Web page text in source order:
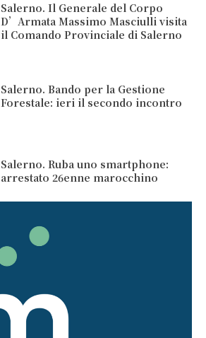
Salerno. Il Generale del Corpo
D’Armata Massimo Masciulli visita
il Comando Provinciale di Salerno
Salerno. Bando per la Gestione
Forestale: ieri il secondo incontro
Salerno. Ruba uno smartphone:
arrestato 26enne marocchino